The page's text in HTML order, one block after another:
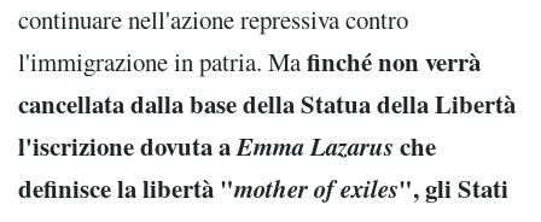
continuare nell'azione repressiva contro
l'immigrazione in patria. Mafinché non verrà
cancellata dalla base della Statua della Libertà
l'iscrizione dovuta aEmma Lazarus che
definisce la libertà "mother of exiles", gli Stati